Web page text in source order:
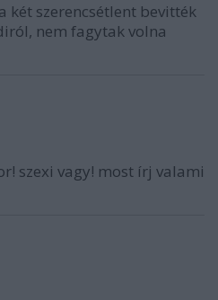
két szerencsétlent bevitték
nem fagytak volna
szexi vagy! most írj valami